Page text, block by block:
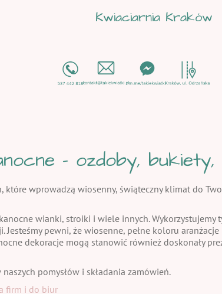
Kwiaciarnia Kraków
- ozdoby,
które wprowadzą wiosenny, świąteczny klimat do
wianki, stroiki i wiele innych.
Jesteśmy pewni, że wiosenne, pełne koloru
dekoracje mogą stanowić również doskonały
pomysłów i składania zamówień.
firm i do biur